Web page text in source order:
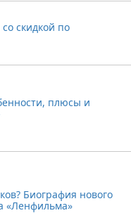
скидкой по
плюсы и
Биография нового
«Ленфильма»